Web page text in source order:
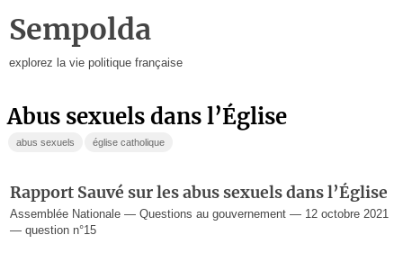
Sempolda
explorez la vie politique française
abus sexuels dans l’Église
abus sexuels église catholique
Rapport Sauvé sur les abus sexuels dans l’Église
Assemblée Nationale — Questions au gouvernement — 12 octobre 2021
— question n°15